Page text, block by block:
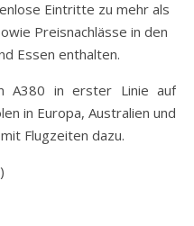
Eintritte zu mehr als
Preisnachlässe in den
Essen enthalten.
A380 in erster Linie auf
in Europa, Australien und
Flugzeiten dazu.